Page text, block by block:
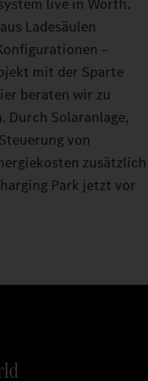
live in Wörth.
Ladesäulen
–
mit der Sparte
beraten wir zu
Durch Solaranlage,
von
zusätzlich
Park jetzt vor